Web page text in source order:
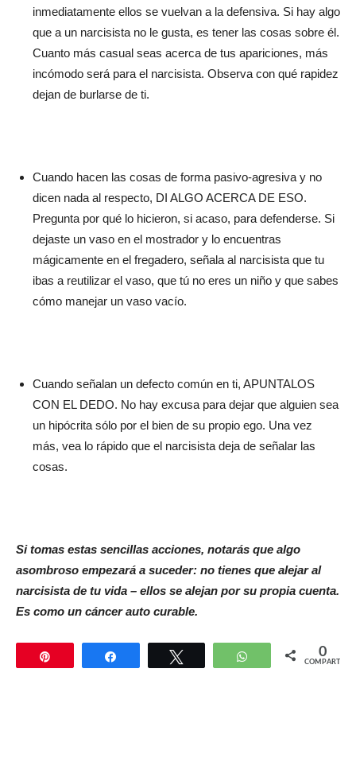
inmediatamente ellos se vuelvan a la defensiva. Si hay algo
que a un narcisista no le gusta, es tener las cosas sobre él.
Cuanto más casual seas acerca de tus apariciones, más
incómodo será para el narcisista. Observa con qué rapidez
dejan de burlarse de ti.
Cuando hacen las cosas de forma pasivo-agresiva y no
dicen nada al respecto, DI ALGO ACERCA DE ESO.
Pregunta por qué lo hicieron, si acaso, para defenderse. Si
dejaste un vaso en el mostrador y lo encuentras
mágicamente en el fregadero, señala al narcisista que tu
ibas a reutilizar el vaso, que tú no eres un niño y que sabes
cómo manejar un vaso vacío.
Cuando señalan un defecto común en ti, APUNTALOS
CON EL DEDO. No hay excusa para dejar que alguien sea
un hipócrita sólo por el bien de su propio ego. Una vez
más, vea lo rápido que el narcisista deja de señalar las
cosas.
Si tomas estas sencillas acciones, notarás que algo
asombroso empezará a suceder: no tienes que alejar al
narcisista de tu vida – ellos se alejan por su propia cuenta.
Es como un cáncer auto curable.
Compartir WhatsApp 0
COMPARTIR